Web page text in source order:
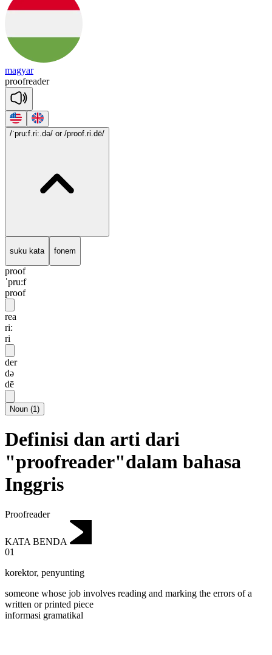
magyar
proofreader
/ˈpru:f.ri:.də/ or /proof.ri.dē/
suku kata fonem
proof
ˈpru:f
proof
rea
ri:
ri
der
də
dē
Noun (1)
Definisi dan arti dari
"proofreader"dalam bahasa
Inggris
Proofreader
KATA BENDA
01
korektor, penyunting
someone whose job involves reading and marking the errors of a
written or printed piece
informasi gramatikal